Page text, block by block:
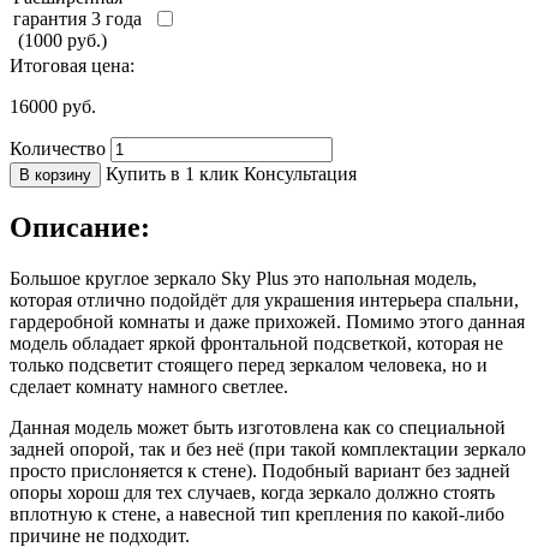
гарантия 3 года
(1000 руб.)
Итоговая цена:
16000 руб.
Количество
В корзину Купить в 1 клик Консультация
Описание:
Большое круглое зеркало Sky Plus это напольная модель,
которая отлично подойдёт для украшения интерьера спальни,
гардеробной комнаты и даже прихожей. Помимо этого данная
модель обладает яркой фронтальной подсветкой, которая не
только подсветит стоящего перед зеркалом человека, но и
сделает комнату намного светлее.
Данная модель может быть изготовлена как со специальной
задней опорой, так и без неё (при такой комплектации зеркало
просто прислоняется к стене). Подобный вариант без задней
опоры хорош для тех случаев, когда зеркало должно стоять
вплотную к стене, а навесной тип крепления по какой-либо
причине не подходит.